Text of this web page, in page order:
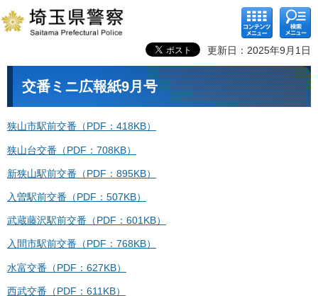
コンテ
ンツメ
ニュー
検索メ
ニュー
更新日：2025年9月1日
交番ミニ広報紙9月号
狭山市駅前交番（PDF：418KB）
狭山台交番（PDF：708KB）
新狭山駅前交番（PDF：895KB）
入曽駅前交番（PDF：507KB）
武蔵藤沢駅前交番（PDF：601KB）
入間市駅前交番（PDF：768KB）
水富交番（PDF：627KB）
西武交番（PDF：611KB）